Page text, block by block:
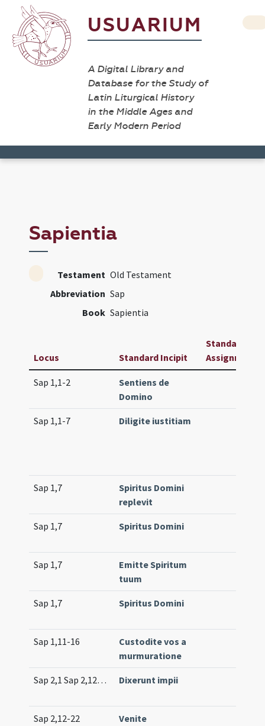
USUARIUM
A Digital Library and
Database for the Study of
Latin Liturgical History
in the Middle Ages and
Early Modern Period
Sapientia
Testament Old Testament
Abbreviation Sap
Book Sapientia
Locus Standard Incipit
Standard
Assignment
Sap 1,1-2
Sentiens de
Domino
Sap 1,1-7 Diligite iustitiam
Sap 1,7
Spiritus Domini
replevit
Sap 1,7 Spiritus Domini
Sap 1,7
Emitte Spiritum
tuum
Sap 1,7 Spiritus Domini
Sap 1,11-16
Custodite vos a
murmuratione
Sap 2,1 Sap 2,12-13 Sap 2,16-18 Sap 2,20 Dixerunt impii
Sap 2,12-22
Venite